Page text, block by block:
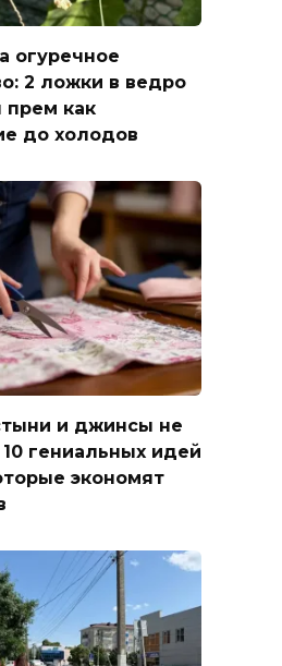
огуречное
2 ложки в ведро
как
до холодов
и джинсы не
гениальных идей
экономят